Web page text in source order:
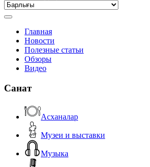
Главная
Новости
Полезные статьи
Обзоры
Видео
Санат
Асханалар
Музеи и выставки
Музыка